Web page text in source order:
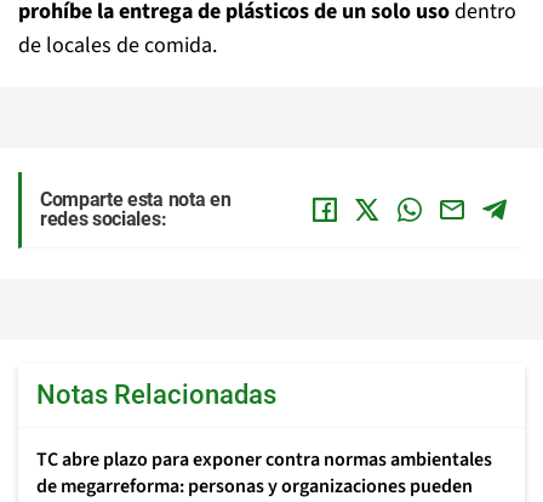
prohíbe la entrega de plásticos de un solo usodentro
de locales de comida.
Comparte esta nota en
redes sociales:
Notas Relacionadas
TC abre plazo para exponer contra normas ambientales
de megarreforma: personas y organizaciones pueden